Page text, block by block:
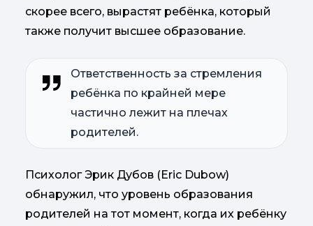
скорее всего, вырастят ребёнка, который
также получит высшее образование.
Ответственность за стремления
ребёнка по крайней мере
частично лежит на плечах
родителей.
Психолог Эрик Дубов (Eric Dubow)
обнаружил, что уровень образования
родителей на тот момент, когда их ребёнку